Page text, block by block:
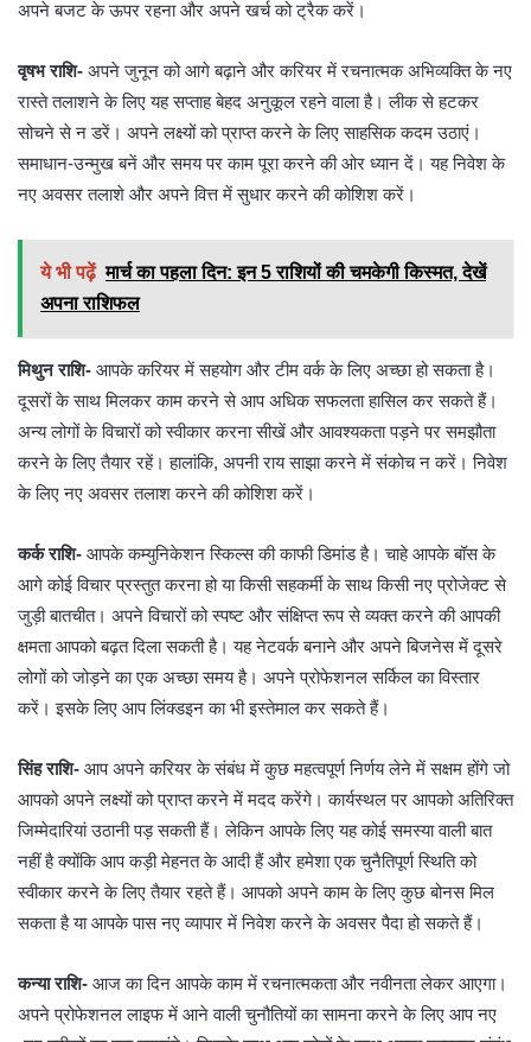
अपने बजट के ऊपर रहना और अपने खर्च को ट्रैक करें।
वृषभ राशि- अपने जुनून को आगे बढ़ाने और करियर में रचनात्मक अभिव्यक्ति के नए
रास्ते तलाशने के लिए यह सप्ताह बेहद अनुकूल रहने वाला है। लीक से हटकर
सोचने से न डरें। अपने लक्ष्यों को प्राप्त करने के लिए साहसिक कदम उठाएं।
समाधान-उन्मुख बनें और समय पर काम पूरा करने की ओर ध्यान दें। यह निवेश के
नए अवसर तलाशे और अपने वित्त में सुधार करने की कोशिश करें।
ये भी पढ़ें मार्च का पहला दिन: इन 5 राशियों की चमकेगी किस्मत, देखें
अपना राशिफल
मिथुन राशि- आपके करियर में सहयोग और टीम वर्क के लिए अच्छा हो सकता है।
दूसरों के साथ मिलकर काम करने से आप अधिक सफलता हासिल कर सकते हैं।
अन्य लोगों के विचारों को स्वीकार करना सीखें और आवश्यकता पड़ने पर समझौता
करने के लिए तैयार रहें। हालांकि, अपनी राय साझा करने में संकोच न करें। निवेश
के लिए नए अवसर तलाश करने की कोशिश करें।
कर्क राशि- आपके कम्युनिकेशन स्किल्स की काफी डिमांड है। चाहे आपके बॉस के
आगे कोई विचार प्रस्तुत करना हो या किसी सहकर्मी के साथ किसी नए प्रोजेक्ट से
जुड़ी बातचीत। अपने विचारों को स्पष्ट और संक्षिप्त रूप से व्यक्त करने की आपकी
क्षमता आपको बढ़त दिला सकती है। यह नेटवर्क बनाने और अपने बिजनेस में दूसरे
लोगों को जोड़ने का एक अच्छा समय है। अपने प्रोफेशनल सर्किल का विस्तार
करें। इसके लिए आप लिंक्डइन का भी इस्तेमाल कर सकते हैं।
सिंह राशि- आप अपने करियर के संबंध में कुछ महत्वपूर्ण निर्णय लेने में सक्षम होंगे जो
आपको अपने लक्ष्यों को प्राप्त करने में मदद करेंगे। कार्यस्थल पर आपको अतिरिक्त
जिम्मेदारियां उठानी पड़ सकती हैं। लेकिन आपके लिए यह कोई समस्या वाली बात
नहीं है क्योंकि आप कड़ी मेहनत के आदी हैं और हमेशा एक चुनैतिपूर्ण स्थिति को
स्वीकार करने के लिए तैयार रहते हैं। आपको अपने काम के लिए कुछ बोनस मिल
सकता है या आपके पास नए व्यापार में निवेश करने के अवसर पैदा हो सकते हैं।
कन्या राशि- आज का दिन आपके काम में रचनात्मकता और नवीनता लेकर आएगा।
अपने प्रोफेशनल लाइफ में आने वाली चुनौतियों का सामना करने के लिए आप नए